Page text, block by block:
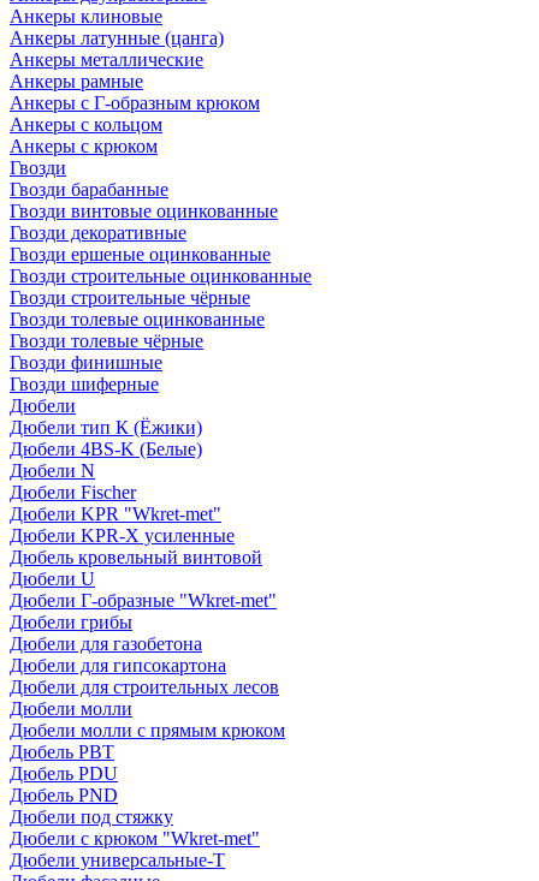
Анкеры клиновые
Анкеры латунные (цанга)
Анкеры металлические
Анкеры рамные
Анкеры с Г-образным крюком
Анкеры с кольцом
Анкеры с крюком
Гвозди
Гвозди барабанные
Гвозди винтовые оцинкованные
Гвозди декоративные
Гвозди ершеные оцинкованные
Гвозди строительные оцинкованные
Гвозди строительные чёрные
Гвозди толевые оцинкованные
Гвозди толевые чёрные
Гвозди финишные
Гвозди шиферные
Дюбели
Дюбели тип К (Ёжики)
Дюбели 4BS-K (Белые)
Дюбели N
Дюбели Fischer
Дюбели KPR "Wkret-met"
Дюбели KPR-Х усиленные
Дюбель кровельный винтовой
Дюбели U
Дюбели Г-образные "Wkret-met"
Дюбели грибы
Дюбели для газобетона
Дюбели для гипсокартона
Дюбели для строительных лесов
Дюбели молли
Дюбели молли с прямым крюком
Дюбель PBT
Дюбель PDU
Дюбель PND
Дюбели под стяжку
Дюбели с крюком "Wkret-met"
Дюбели универсальные-Т